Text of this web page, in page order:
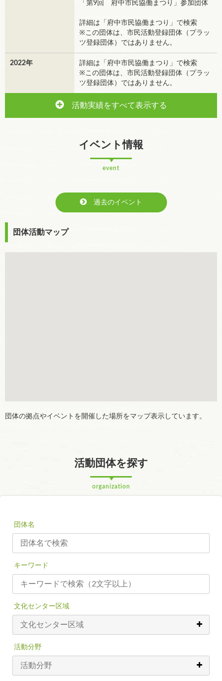
「第9回 府中市民協働まつり」参加団体
詳細は「府中市民協働まつり」で検索
※この団体は、市民活動登録団体（プラッ
ツ登録団体）ではありません。
2022年
詳細は「府中市民協働まつり」で検索
※この団体は、市民活動登録団体（プラッ
ツ登録団体）ではありません。
活動実績をすべて表示する
イベント情報
event
過去のイベント
団体活動マップ
団体の拠点やイベントを開催した場所をマップ表示しています。
活動団体を探す
organization
団体名
キーワード
文化センター区域
活動分野